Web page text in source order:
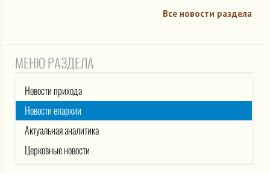
Все новости раздела
МЕНЮ РАЗДЕЛА
Новости прихода
Новости епархии
Актуальная аналитика
Церковные новости